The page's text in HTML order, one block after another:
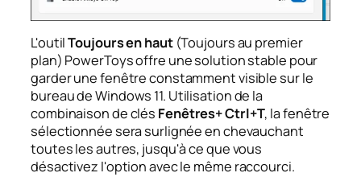
L'outilToujours en haut(Toujours au premier
plan) PowerToys offre une solution stable pour
garder une fenêtre constamment visible sur le
bureau de Windows 11. Utilisation de la
combinaison de clés Fenêtres+ Ctrl+T, la fenêtre
sélectionnée sera surlignée en chevauchant
toutes les autres, jusqu'à ce que vous
désactivez l'option avec le même raccourci.